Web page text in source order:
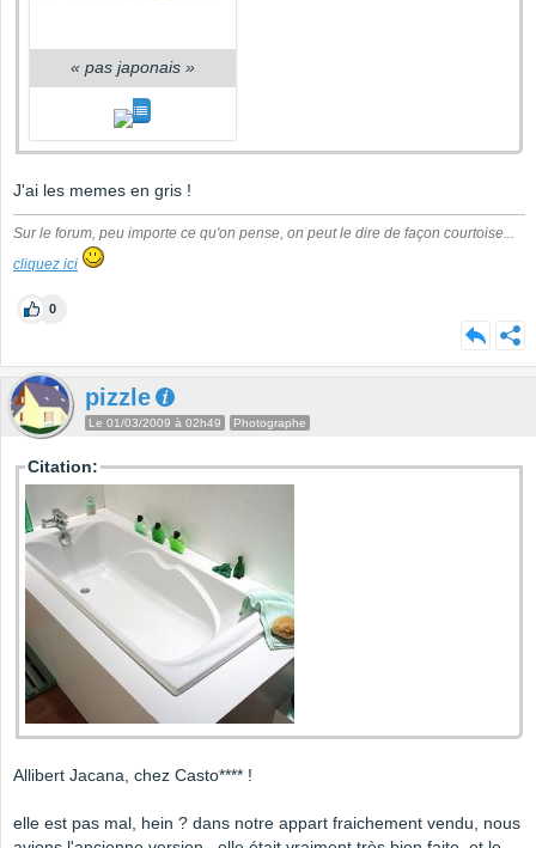
« pas japonais »
J'ai les memes en gris !
Sur le forum, peu importe ce qu'on pense, on peut le dire de façon courtoise...
cliquez ici
0
pizzle
Le 01/03/2009 à 02h49 Photographe
Citation:
Allibert Jacana, chez Casto**** !
elle est pas mal, hein ? dans notre appart fraichement vendu, nous